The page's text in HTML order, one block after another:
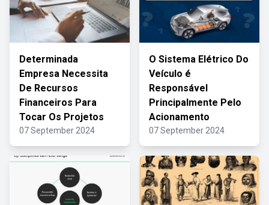
Determinada
Empresa Necessita
De Recursos
Financeiros Para
Tocar Os Projetos
07 September 2024
O Sistema Elétrico Do
Veículo é
Responsável
Principalmente Pelo
Acionamento
07 September 2024